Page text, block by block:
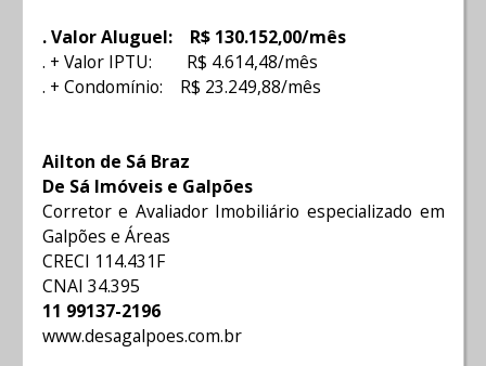
. Valor Aluguel: R$ 130.152,00/mês
. + Valor IPTU: R$ 4.614,48/mês
. + Condomínio: R$ 23.249,88/mês
Ailton de Sá Braz
De Sá Imóveis e Galpões
Corretor e Avaliador Imobiliário especializado em
Galpões e Áreas
CRECI 114.431F
CNAI 34.395
11 99137-2196
www.desagalpoes.com.br